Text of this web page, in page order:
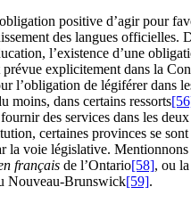
positive d’agir pour
des langues officielles.
l’existence d’une
prévue explicitement dans la
l’obligation de légiférer dans
moins, dans certains ressorts
des services dans les
certaines provinces se sont
la voie législative. Mentionnons
français de l’Ontario[58], ou la
Nouveau-Brunswick[59].